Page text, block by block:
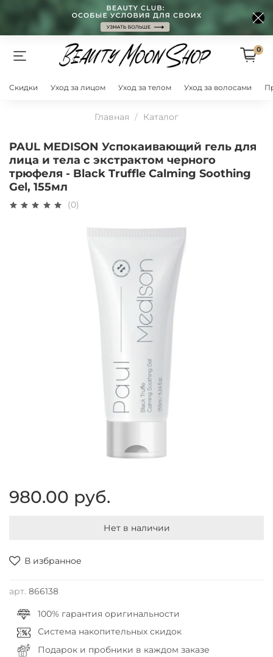
0
Скидки Уход за лицом Уход за телом Уход за волосами
Главная Каталог
PAUL MEDISON Успокаивающий гель для
лица и тела с экстрактом черного
трюфеля - Black Truffle Calming Soothing
Gel, 155мл
(0)
В избранное
арт. 866138
980.00 руб.
Нет в наличии
100% гарантия оригинальности
Система накопительных скидок
Подарок и пробники в каждом заказе